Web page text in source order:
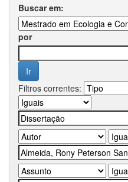
Buscar em:
por
Filtros correntes: